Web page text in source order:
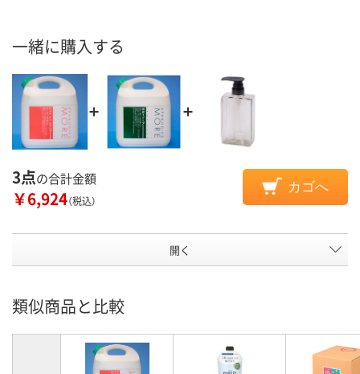
一緒に購入する
3点の合計金額
￥6,924（税込）
カゴへ
開く
類似商品と比較